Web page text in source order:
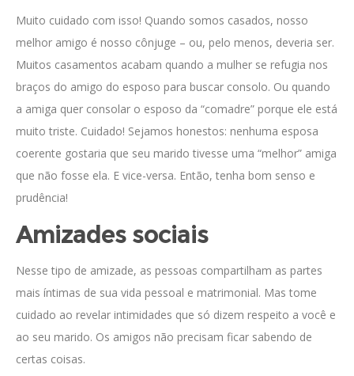
Muito cuidado com isso! Quando somos casados, nosso
melhor amigo é nosso cônjuge – ou, pelo menos, deveria ser.
Muitos casamentos acabam quando a mulher se refugia nos
braços do amigo do esposo para buscar consolo. Ou quando
a amiga quer consolar o esposo da “comadre” porque ele está
muito triste. Cuidado! Sejamos honestos: nenhuma esposa
coerente gostaria que seu marido tivesse uma “melhor” amiga
que não fosse ela. E vice-versa. Então, tenha bom senso e
prudência!
Amizades sociais
Nesse tipo de amizade, as pessoas compartilham as partes
mais íntimas de sua vida pessoal e matrimonial. Mas tome
cuidado ao revelar intimidades que só dizem respeito a você e
ao seu marido. Os amigos não precisam ficar sabendo de
certas coisas.